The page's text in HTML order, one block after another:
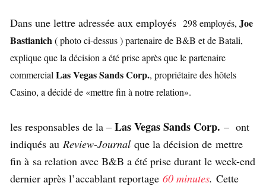
Dans une lettre adressée aux employés 298 employés, Joe
Bastianich( photo ci-dessus ) partenaire de B&B et de Batali,
explique que la décision a été prise après que le partenaire
commercial Las Vegas Sands Corp., propriétaire des hôtels
Casino, a décidé de «mettre fin à notre relation».
les responsables de la – Las Vegas Sands Corp. – ont
indiqués au Review-Journal que la décision de mettre
fin à sa relation avec B&B a été prise durant le week-end
dernier après l’accablant reportage 60 minutes. Cette